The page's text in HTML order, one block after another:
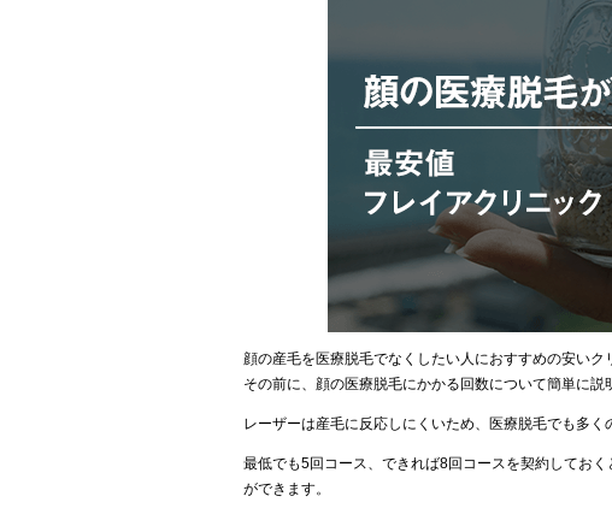
顔の産毛を医療脱毛でなくしたい人におすすめの安いク
その前に、顔の医療脱毛にかかる回数について簡単に説
レーザーは産毛に反応しにくいため、医療脱毛でも多く
最低でも5回コース、できれば8回コースを契約してお
ができます。